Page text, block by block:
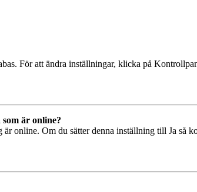
För att ändra inställningar, klicka på
är online?
online. Om du sätter denna inställning till Ja så